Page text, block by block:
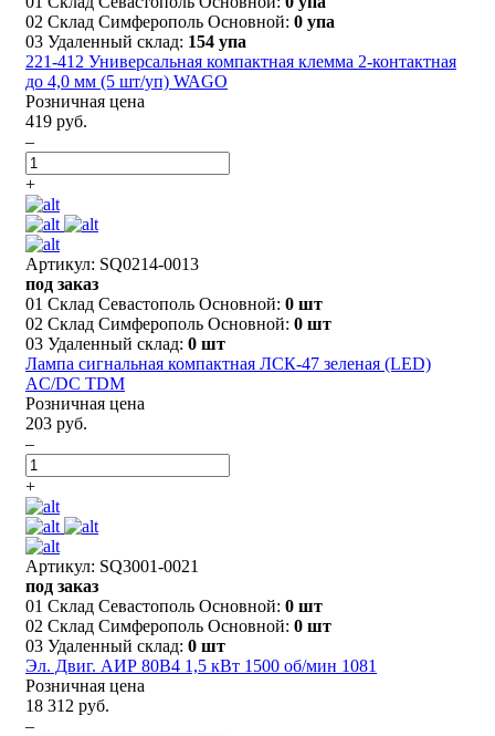
02 Склад Симферополь Основной: 0 упа
03 Удаленный склад: 154 упа
221-412 Универсальная компактная клемма 2-контактная
до 4,0 мм (5 шт/уп) WAGO
Розничная цена
419 руб.
–
+
Артикул: SQ0214-0013
под заказ
01 Склад Севастополь Основной: 0 шт
02 Склад Симферополь Основной: 0 шт
03 Удаленный склад: 0 шт
Лампа сигнальная компактная ЛСК-47 зеленая (LED)
AC/DC TDM
Розничная цена
203 руб.
–
+
Артикул: SQ3001-0021
под заказ
01 Склад Севастополь Основной: 0 шт
02 Склад Симферополь Основной: 0 шт
03 Удаленный склад: 0 шт
Эл. Двиг. АИР 80B4 1,5 кВт 1500 об/мин 1081
Розничная цена
18 312 руб.
–